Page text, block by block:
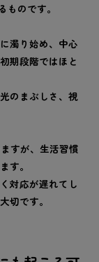
ものです。
濁り始め、中心
期段階ではほと
のまぶしさ、視
すが、生活習慣
す。
対応が遅れてし
切です。